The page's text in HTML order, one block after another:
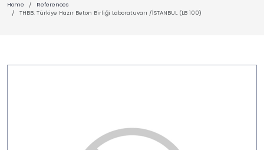
Home
References
THBB. Türkiye Hazır Beton Birliği Laboratuvarı /İSTANBUL (LB 100)